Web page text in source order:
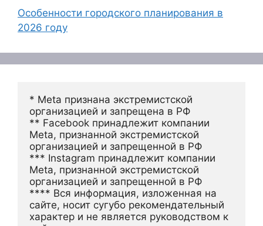
Особенности городского планирования в
2026 году
* Meta признана экстремистской
организацией и запрещена в РФ
** Facebook принадлежит компании
Meta, признанной экстремистской
организацией и запрещенной в РФ
*** Instagram принадлежит компании
Meta, признанной экстремистской
организацией и запрещенной в РФ
**** Вся информация, изложенная на
сайте, носит сугубо рекомендательный
характер и не является руководством к